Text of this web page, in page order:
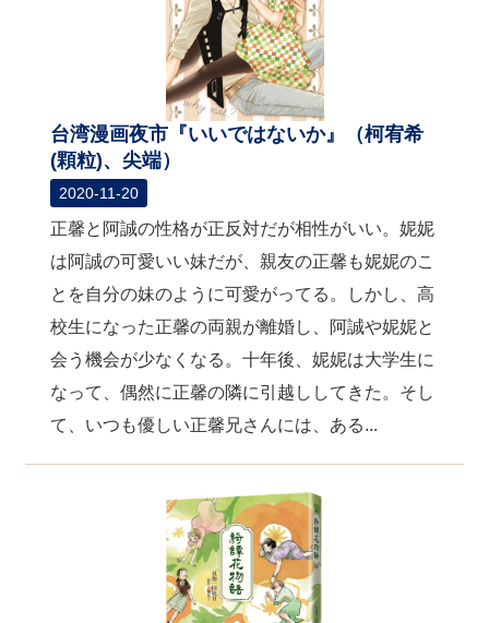
台湾漫画夜市『いいではないか』（柯宥希
(顆粒)、尖端）
2020-11-20
正馨と阿誠の性格が正反対だが相性がいい。妮妮
は阿誠の可愛いい妹だが、親友の正馨も妮妮のこ
とを自分の妹のように可愛がってる。しかし、高
校生になった正馨の両親が離婚し、阿誠や妮妮と
会う機会が少なくなる。十年後、妮妮は大学生に
なって、偶然に正馨の隣に引越ししてきた。そし
て、いつも優しい正馨兄さんには、ある...